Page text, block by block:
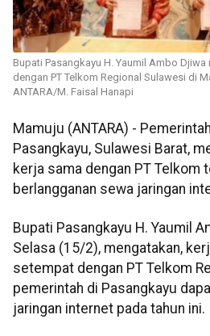
Bupati Pasangkayu H. Yaumil Ambo
dengan PT Telkom Regional Sulawesi di
ANTARA/M. Faisal Hanapi
Mamuju (ANTARA) -
Pasangkayu, Sulawesi Barat,
kerja sama dengan PT Telkom
berlangganan sewa jaringan
Bupati Pasangkayu H. Yaumil
Selasa (15/2), mengatakan,
setempat dengan PT Telkom
pemerintah di Pasangkayu
jaringan internet pada tahun ini.